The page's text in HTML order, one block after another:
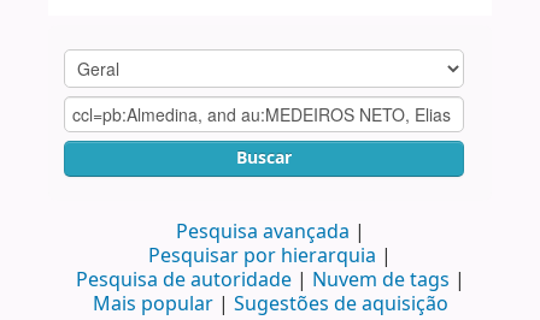
Buscar
Pesquisa avançada
Pesquisar por hierarquia
Pesquisa de autoridade
Nuvem de tags
Mais popular
Sugestões de aquisição